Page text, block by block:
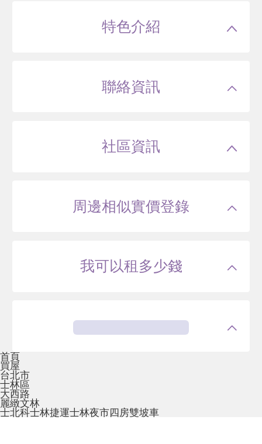
特色介紹
聯絡資訊
社區資訊
周邊相似實價登錄
我可以租多少錢
首頁
買屋
台北市
士林區
大西路
麗緻文林
士北科士林捷運士林夜市四房雙坡車